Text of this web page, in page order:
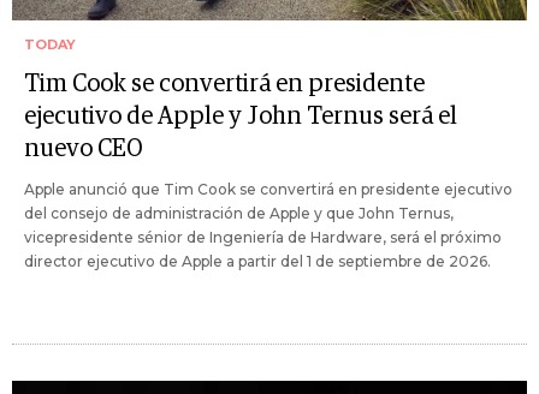
TODAY
Tim Cook se convertirá en presidente
ejecutivo de Apple y John Ternus será el
nuevo CEO
Apple anunció que Tim Cook se convertirá en presidente ejecutivo
del consejo de administración de Apple y que John Ternus,
vicepresidente sénior de Ingeniería de Hardware, será el próximo
director ejecutivo de Apple a partir del 1 de septiembre de 2026.